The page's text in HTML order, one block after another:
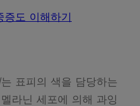
도 이해하기
는 표피의 색을 담당하는
라닌 세포에 의해 과잉